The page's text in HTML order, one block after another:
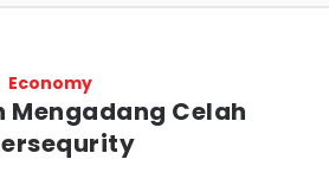
Economy
Mengadang Celah